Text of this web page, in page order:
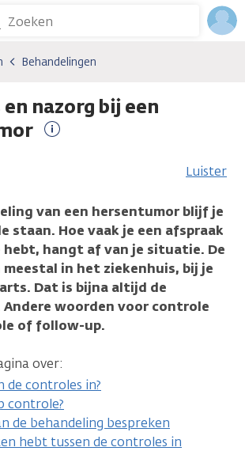
Zoeken
Behandelingen
nazorg bij een
Luister
van een hersentumor blijf je
staan. Hoe vaak je een afspraak
hangt af van je situatie. De
in het ziekenhuis, bij je
Dat is bijna altijd de
woorden voor controle
of follow-up.
over:
de controles in?
controle?
de behandeling bespreken
hebt tussen de controles in